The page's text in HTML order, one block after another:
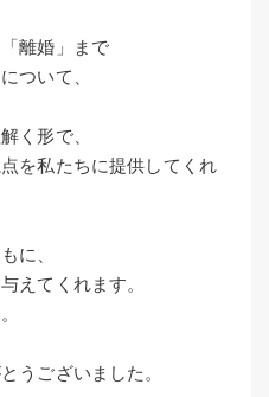
離婚」まで
ついて、
く形で、
を私たちに提供してくれ
に、
えてくれます。
うございました。